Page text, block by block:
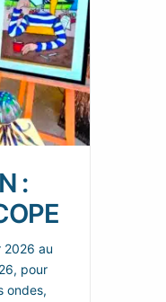
:
2026 au
pour
ondes,